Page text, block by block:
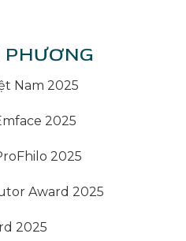
Nam 2025
2025
2025
Award 2025
2025